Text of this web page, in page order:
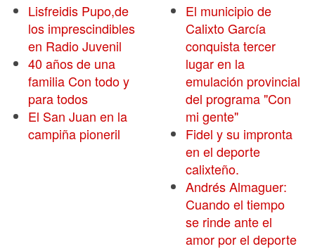
Lisfreidis Pupo,de
los imprescindibles
en Radio Juvenil
40 años de una
familia Con todo y
para todos
El San Juan en la
campiña pioneril
El municipio de
Calixto García
conquista tercer
lugar en la
emulación provincial
del programa "Con
mi gente"
Fidel y su impronta
en el deporte
calixteño.
Andrés Almaguer:
Cuando el tiempo
se rinde ante el
amor por el deporte